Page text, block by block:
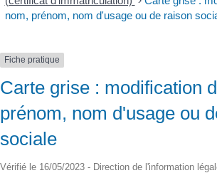
nom, prénom, nom d'usage ou de raison
Fiche pratique
Carte grise : modification
prénom, nom d'usage ou
sociale
Vérifié le 16/05/2023 - Direction de l'information